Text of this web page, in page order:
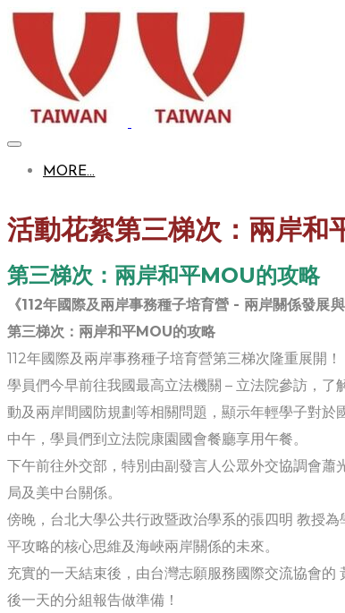
MORE...
活動花絮第三梯次：兩岸和
第三梯次：兩岸和平MOU的攻略
《112年國際及兩岸事務種子培育營 - 兩岸關係發展
第三梯次：兩岸和平MOU的攻略
112年國際及兩岸事務種子培育營第三梯次隆重展開！
學員們今早前往我國最高立法機關 – 立法院參訪，
動及兩岸間國防規劃等相關問題，顯示年輕學子對於
中午，學員們到立法院康園國會餐廳享用午餐。
下午前往外交部，特別由副發言人公眾外交協調會
局及美中台關係。
傍晚，台北大學公共行政暨政治學系的張四明 教授
平攻略的核心思維及海峽兩岸關係的未來。
充實的一天結束後，由台灣志願服務國際交流協會
後一天的分組報告做準備！